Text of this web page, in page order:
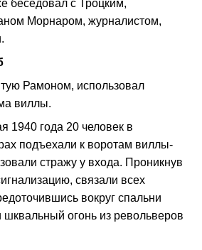
беседовал с Троцким,
Морнаром, журналистом,
Рамоном, использовал
виллы.
1940 года 20 человек в
подъехали к воротам виллы-
стражу у входа. Проникнув
связали всех
вокруг спальни
огонь из револьверов